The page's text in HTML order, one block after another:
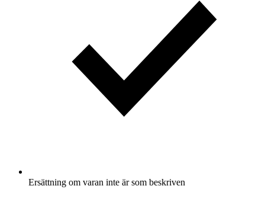
Ersättning om varan inte är som beskriven